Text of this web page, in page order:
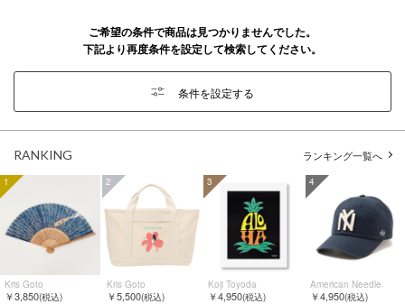
ご希望の条件で商品は見つかりませんでした。
下記より再度条件を設定して検索してください。
条件を設定する
RANKING ランキング一覧へ
1
Kris Goto
￥3,850(税込)
2
Kris Goto
￥5,500(税込)
3
Koji Toyoda
￥4,950(税込)
4
American Needle
￥4,950(税込)